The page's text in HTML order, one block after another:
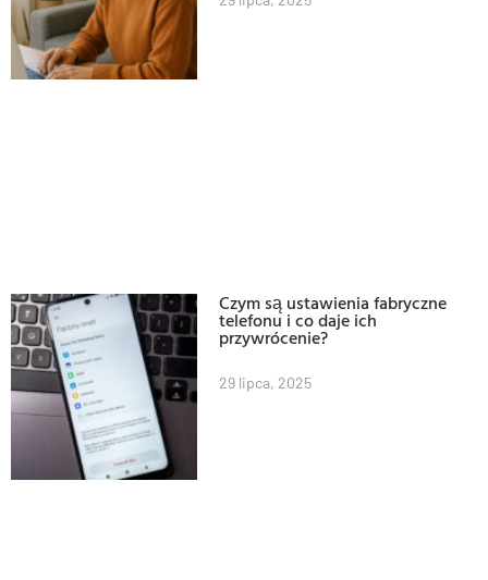
Czym są ustawienia fabryczne
telefonu i co daje ich
przywrócenie?
29 lipca, 2025